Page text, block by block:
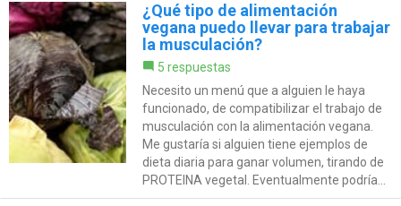
¿Qué tipo de alimentación
vegana puedo llevar para trabajar
la musculación?
5 respuestas
Necesito un menú que a alguien le haya
funcionado, de compatibilizar el trabajo de
musculación con la alimentación vegana.
Me gustaría si alguien tiene ejemplos de
dieta diaria para ganar volumen, tirando de
PROTEINA vegetal. Eventualmente podría...